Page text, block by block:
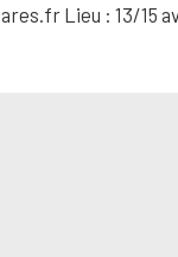
Lieu : 13/15